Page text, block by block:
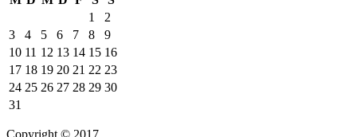
1
2
3
4 5 6 7 8
9
10 11 12 13 14 15 16
17 18 19 20 21 22 23
24 25 26 27 28 29 30
31